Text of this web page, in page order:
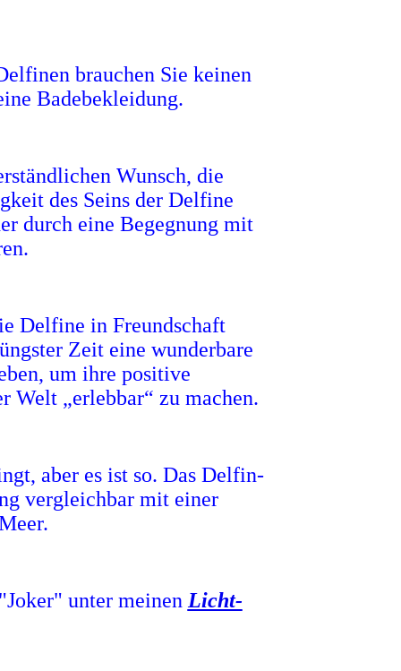
brauchen Sie keinen
Badebekleidung.
Wunsch, die
des Seins der Delfine
durch eine Begegnung mit
Delfine in Freundschaft
Zeit eine wunderbare
um ihre positive
Welt „erlebbar“ zu machen.
aber es ist so. Das Delfin-
vergleichbar mit einer
unter meinen Licht-